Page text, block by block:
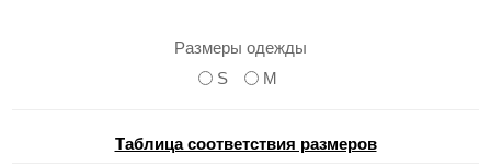
Размеры одежды
S
M
Таблица соответствия размеров